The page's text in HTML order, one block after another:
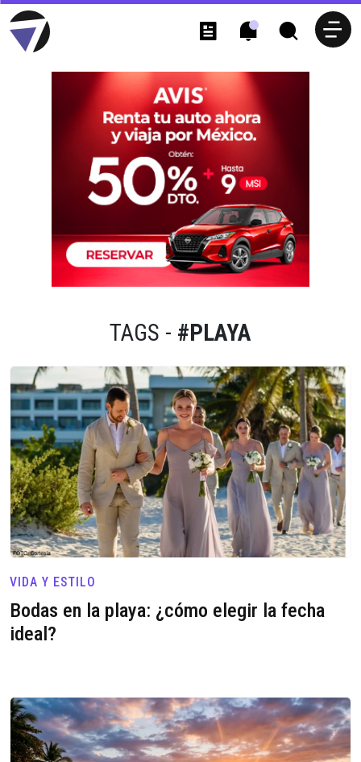
TAGS - #PLAYA
VIDA Y ESTILO
Bodas en la playa: ¿cómo elegir la fecha
ideal?